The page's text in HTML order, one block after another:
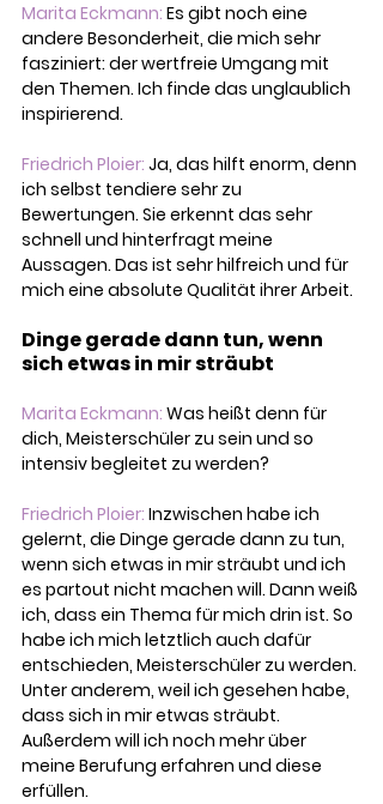
Marita Eckmann: Es gibt noch eine
andere Besonderheit, die mich sehr
fasziniert: der wertfreie Umgang mit
den Themen. Ich finde das unglaublich
inspirierend.
Friedrich Ploier: Ja, das hilft enorm, denn
ich selbst tendiere sehr zu
Bewertungen. Sie erkennt das sehr
schnell und hinterfragt meine
Aussagen. Das ist sehr hilfreich und für
mich eine absolute Qualität ihrer Arbeit.
Dinge gerade dann tun, wenn
sich etwas in mir sträubt
Marita Eckmann: Was heißt denn für
dich, Meisterschüler zu sein und so
intensiv begleitet zu werden?
Friedrich Ploier: Inzwischen habe ich
gelernt, die Dinge gerade dann zu tun,
wenn sich etwas in mir sträubt und ich
es partout nicht machen will. Dann weiß
ich, dass ein Thema für mich drin ist. So
habe ich mich letztlich auch dafür
entschieden, Meisterschüler zu werden.
Unter anderem, weil ich gesehen habe,
dass sich in mir etwas sträubt.
Außerdem will ich noch mehr über
meine Berufung erfahren und diese
erfüllen.